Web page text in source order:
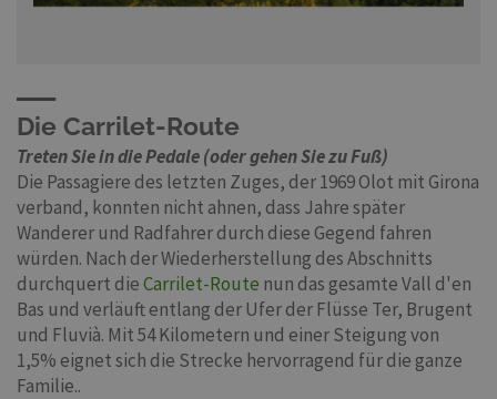
Die Carrilet-Route
Treten Sie in die Pedale (oder gehen Sie zu Fuß)
Die Passagiere des letzten Zuges, der 1969 Olot mit Girona
verband, konnten nicht ahnen, dass Jahre später
Wanderer und Radfahrer durch diese Gegend fahren
würden. Nach der Wiederherstellung des Abschnitts
durchquert dieCarrilet-Route nun das gesamte Vall d'en
Bas und verläuft entlang der Ufer der Flüsse Ter, Brugent
und Fluvià. Mit 54 Kilometern und einer Steigung von
1,5% eignet sich die Strecke hervorragend für die ganze
Familie..